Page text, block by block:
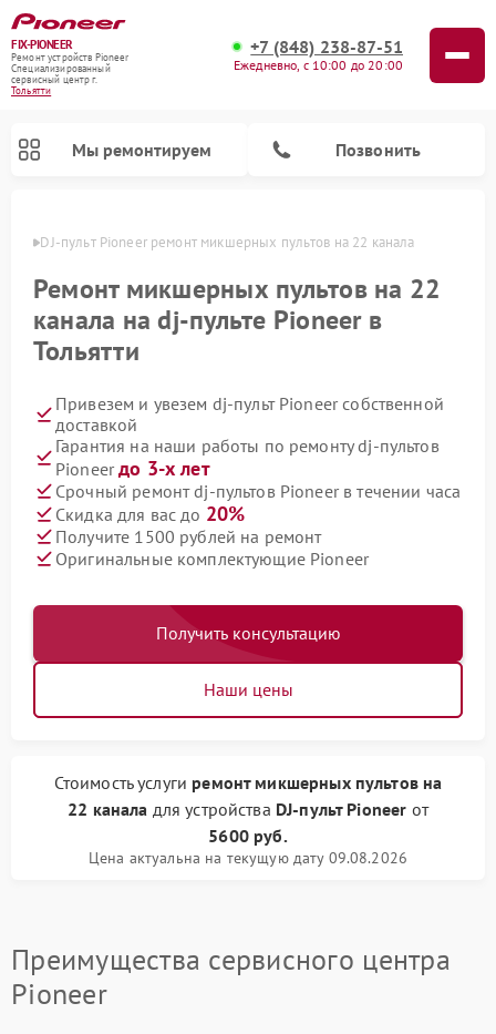
FIX-PIONEER
Ремонт устройств Pioneer
Специализированный
cервисный центр г.
Тольятти
+7 (848) 238-87-51
Ежедневно, с 10:00 до 20:00
Мы ремонтируем Позвонить
DJ-пульт Pioneer ремонт микшерных пультов на 22 канала
Ремонт микшерных пультов на 22
канала на dj-пульте Pioneer в
Тольятти
Привезем и увезем dj-пульт Pioneer собственной
доставкой
Гарантия на наши работы по ремонту dj-пультов
Pioneerдо 3-х лет
Срочный ремонт dj-пультов Pioneer в течении часа
Скидка для вас до 20%
Получите 1500 рублей на ремонт
Оригинальные комплектующие Pioneer
Получить консультацию
Наши цены
Стоимость услуги ремонт микшерных пультов на
22 канала для устройства DJ-пульт Pioneer от
5600 руб.
Цена актуальна на текущую дату 09.08.2026
Преимущества сервисного центра
Pioneer